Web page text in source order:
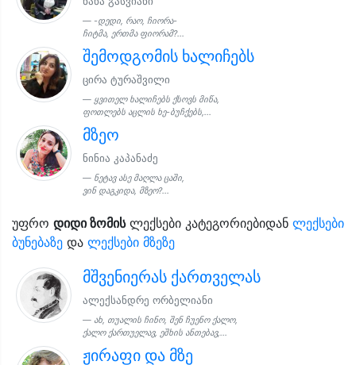
-დედი, რაო, ჩიორა-
ჩიტმა, ერთმა ფიორამ?...
შემოდგომის ხალიჩებს
ცირა ტურაშვილი
ყვითელ ხალიჩებს ქსოვს მიწა,
ფოთლებს აცლის ხე-ბუჩქებს,...
მზეო
ნინია კაპანაძე
ნეტავ ასე მაღლა ცაში,
ვინ დაგკიდა, მზეო?...
უფრო დიდი ზომისლექსები კატეგორიებიდან ლექსები
ბუნებაზე და ლექსები მზეზე
მშვენიერას ქართველას
ალექსანდრე ორბელიანი
ახ, თუალის ჩინო, შენ ჩუენო ქალო,
ქალო ქართუელავ, ეშხის ანთებავ,...
ჟირაფი და მზე